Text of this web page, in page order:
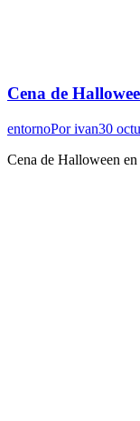
Cena de
entornoPorivan30
Cena de Halloween